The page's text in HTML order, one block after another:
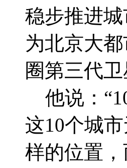
稳步推进
为北京大
圈第三代
他说：
这10个城
样的位置